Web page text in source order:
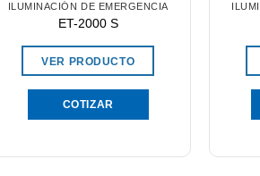
ILUMINACIÓN DE EMERGENCIA
ET-2000 S
VER PRODUCTO
COTIZAR